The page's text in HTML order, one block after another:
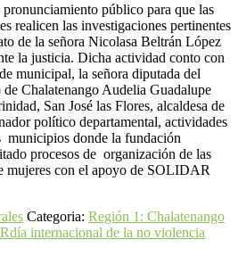
público para que las
realicen las investigaciones pertinentes
de la señora Nicolasa Beltrán López
la justicia. Dicha actividad conto con
municipal, la señora diputada del
Chalatenango Audelia Guadalupe
San José las Flores, alcaldesa de
político departamental, actividades
municipios donde la fundación
procesos de organización de las
mujeres con el apoyo de SOLIDAR
Categoria: Región 1: Chalatenango
día internacional de la no violencia